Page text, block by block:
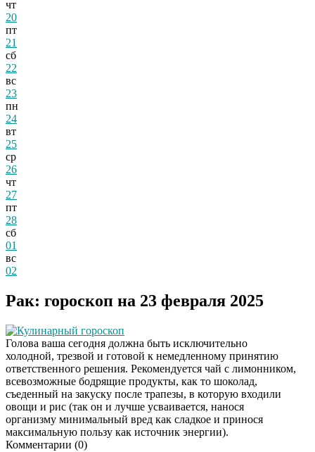
чт
20
пт
21
сб
22
вс
23
пн
24
вт
25
ср
26
чт
27
пт
28
сб
01
вс
02
Рак: гороскоп на 23 февраля 2025
Кулинарный гороскоп
Голова ваша сегодня должна быть исключительно
холодной, трезвой и готовой к немедленному принятию
ответственного решения. Рекомендуется чай с лимонником,
всевозможные бодрящие продукты, как то шоколад,
съеденный на закуску после трапезы, в которую входили
овощи и рис (так он и лучше усваивается, нанося
организму минимальный вред как сладкое и принося
максимальную пользу как источник энергии).
Комментарии (0)
Скрытая камера на